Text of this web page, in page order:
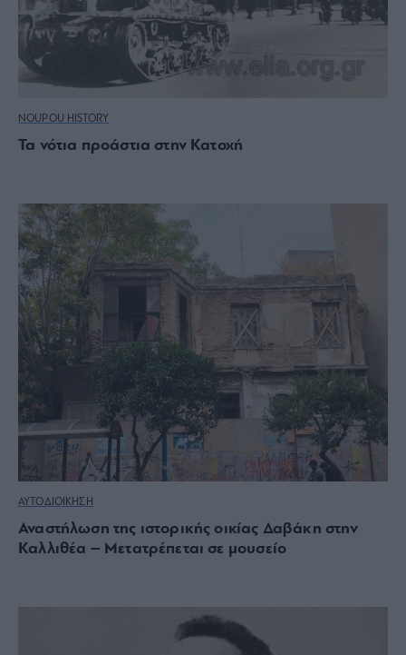
NOUPOU HISTORY
Τα νότια προάστια στην Κατοχή
ΑΥΤΟΔΙΟΙΚΗΣΗ
Αναστήλωση της ιστορικής οικίας Δαβάκη στην
Καλλιθέα – Μετατρέπεται σε μουσείο